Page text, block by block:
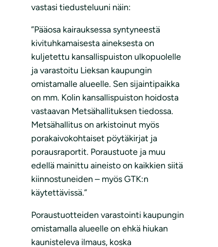
vastasi tiedusteluuni näin:
”Pääosa kairauksessa syntyneestä
kivituhkamaisesta aineksesta on
kuljetettu kansallispuiston ulkopuolelle
ja varastoitu Lieksan kaupungin
omistamalle alueelle. Sen sijaintipaikka
on mm. Kolin kansallispuiston hoidosta
vastaavan Metsähallituksen tiedossa.
Metsähallitus on arkistoinut myös
porakaivokohtaiset pöytäkirjat ja
porausraportit. Poraustuote ja muu
edellä mainittu aineisto on kaikkien siitä
kiinnostuneiden – myös GTK:n
käytettävissä.”
Poraustuotteiden varastointi kaupungin
omistamalla alueelle on ehkä hiukan
kaunisteleva ilmaus, koska